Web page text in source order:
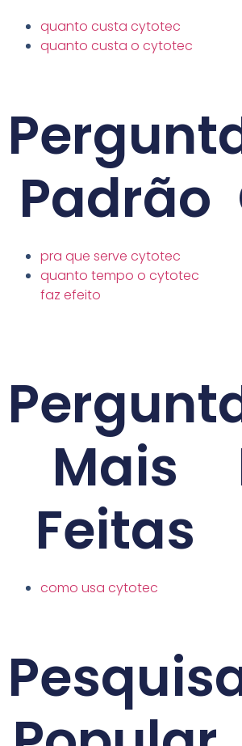
quanto custa cytotec
quanto custa o cytotec
Padrão
pra que serve cytotec
quanto tempo o cytotec
faz efeito
Mais
Feitas
como usa cytotec